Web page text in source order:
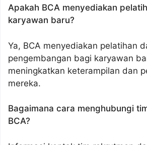
Apakah BCA menyediakan
karyawan baru?
Ya, BCA menyediakan pelatihan
pengembangan bagi karyawan
meningkatkan keterampilan dan
mereka.
Bagaimana cara menghubungi
BCA?